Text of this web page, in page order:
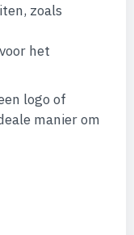
zoals
het
logo of
manier om